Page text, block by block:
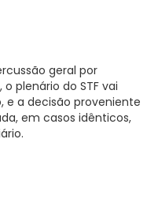
geral por
plenário do STF vai
e a decisão proveniente
em casos idênticos,